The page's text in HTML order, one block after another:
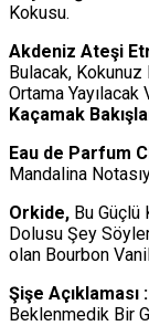
Kokusu.
Akdeniz Ateşi
Bulacak,
Ortama Yayılacak
Kaçamak
Eau de Parfum
Mandalina
Orkide, Bu Güçlü
Dolusu Şey
olan Bourbon
Şişe Açıklaması :
Beklenmedik Bir